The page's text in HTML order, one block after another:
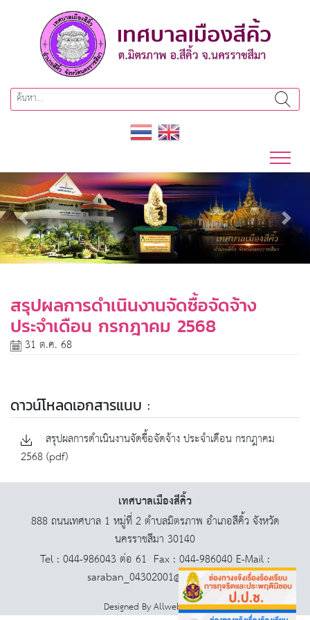
Previous Next
สรุปผลการดำเนินงานจัดซื้อจัดจ้าง
ประจำเดือน กรกฎาคม 2568
31 ต.ค. 68
ดาวน์โหลดเอกสารแนบ :
สรุปผลการดำเนินงานจัดซื้อจัดจ้าง ประจำเดือน กรกฎาคม
2568 (pdf)
เทศบาลเมืองสีคิ้ว
888 ถนนเทศบาล 1 หมู่ที่ 2 ตำบลมิตรภาพ อำเภอสีคิ้ว จังหวัด
นครราชสีมา 30140
Tel : 044-986043 ต่อ 61 Fax : 044-986040 E-Mail :
saraban_04302001@dla.go.th
Designed ByAllwebGroup